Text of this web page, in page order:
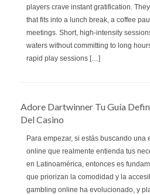
players crave instant gratification.
that fits into a lunch break, a coffee
meetings. Short, high‑intensity
waters without committing to long
rapid play sessions […]
Adore Dartwinner Tu Guía
Del Casino
Para empezar, si estás buscando
online que realmente entienda tus
en Latinoamérica, entonces es
que priorizan la comodidad y la
gambling online ha evolucionado, y